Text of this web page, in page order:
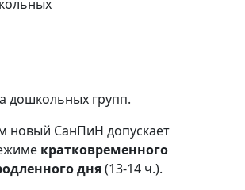
дошкольных групп.
новый СанПиН допускает
кратковременного
дня(13-14 ч.).